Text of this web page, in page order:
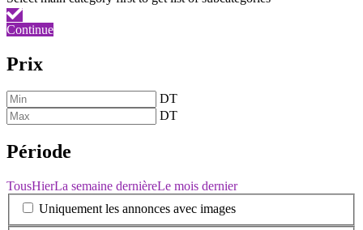
Continue
Prix
DT
DT
Période
TousHierLa semaine dernièreLe mois dernier
Uniquement les annonces avec images